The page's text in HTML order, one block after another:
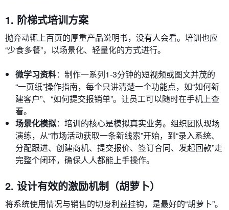
1. 阶梯式培训方案
抛弃动辄上百页的厚重产品说明书，没有人会看。培训也应
“少食多餐”，以场景化、轻量化的方式进行。
微学习资料：制作一系列1-3分钟的短视频或图文并茂的
“一页纸”操作指南，每个只讲清楚一个功能点，如“如何新
建客户”、“如何提交报销单”。让员工可以随时在手机上查
看。
场景化模拟：培训的核心是模拟真实业务。组织团队现场
演练，从“市场活动获取一条新线索”开始，到“录入系统、
分配跟进、创建商机、提交报价、签订合同、发起回款”走
完整个闭环，确保人人都能上手操作。
2. 设计有效的激励机制（胡萝卜）
将系统使用情况与销售的切身利益挂钩，是最好的“胡萝卜”。